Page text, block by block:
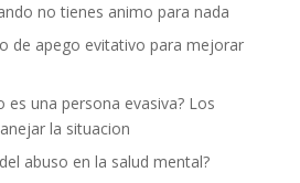
no tienes animo para nada
de apego evitativo para mejorar
es una persona evasiva? Los
la situacion
abuso en la salud mental?